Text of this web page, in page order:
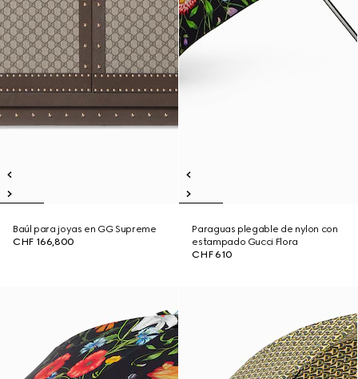
Baúl para joyas en GG Supreme
CHF 166,800
Paraguas plegable de nylon con
estampado Gucci Flora
CHF 610